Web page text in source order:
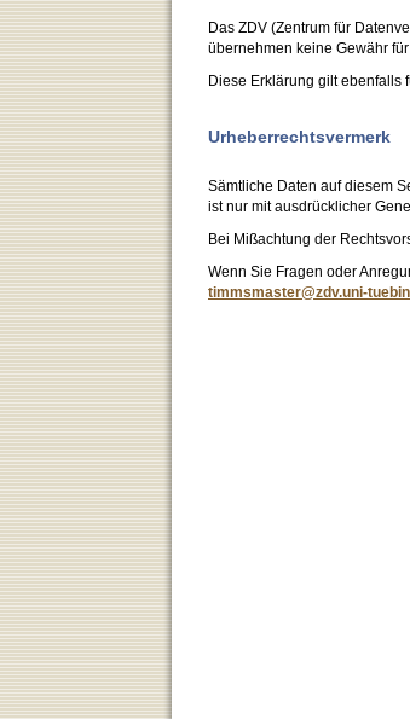
Das ZDV (Zentrum für
übernehmen keine Gewähr
Diese Erklärung gilt ebenfalls
Urheberrechtsvermerk
Sämtliche Daten auf diesem
ist nur mit ausdrücklicher
Bei Mißachtung der
Wenn Sie Fragen oder
timmsmaster@zdv.uni-